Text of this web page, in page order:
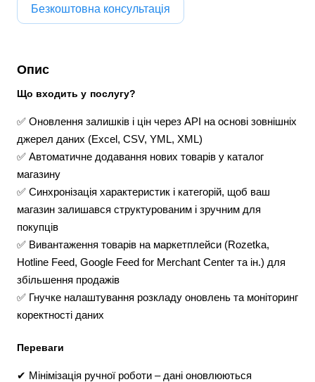
Безкоштовна консультація
Опис
Що входить у послугу?
✅ Оновлення залишків і цін через API на основі зовнішніх
джерел даних (Excel, CSV, YML, XML)
✅ Автоматичне додавання нових товарів у каталог
магазину
✅ Синхронізація характеристик і категорій, щоб ваш
магазин залишався структурованим і зручним для
покупців
✅ Вивантаження товарів на маркетплейси (Rozetka,
Hotline Feed, Google Feed for Merchant Center та ін.) для
збільшення продажів
✅ Гнучке налаштування розкладу оновлень та моніторинг
коректності даних
Переваги
✔ Мінімізація ручної роботи – дані оновлюються